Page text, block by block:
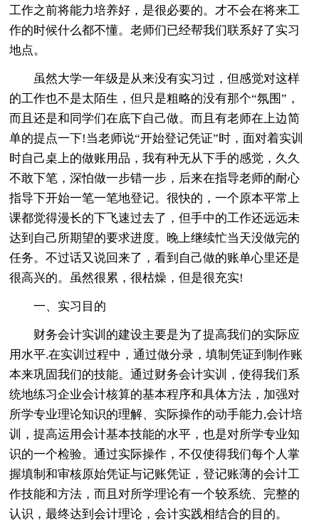
工作之前将能力培养好，是很必要的。才不会在将来工
作的时候什么都不懂。老师们已经帮我们联系好了实习
地点。
虽然大学一年级是从来没有实习过，但感觉对这样
的工作也不是太陌生，但只是粗略的没有那个“氛围”，
而且还是和同学们在底下自己做。而且有老师在上边简
单的提点一下!当老师说“开始登记凭证”时，面对着实训
时自己桌上的做账用品，我有种无从下手的感觉，久久
不敢下笔，深怕做一步错一步，后来在指导老师的耐心
指导下开始一笔一笔地登记。很快的，一个原本平常上
课都觉得漫长的下飞速过去了，但手中的工作还远远未
达到自己所期望的要求进度。晚上继续忙当天没做完的
任务。不过话又说回来了，看到自己做的账单心里还是
很高兴的。虽然很累，很枯燥，但是很充实!
一、实习目的
财务会计实训的建设主要是为了提高我们的实际应
用水平.在实训过程中，通过做分录，填制凭证到制作账
本来巩固我们的技能。通过财务会计实训，使得我们系
统地练习企业会计核算的基本程序和具体方法，加强对
所学专业理论知识的理解、实际操作的动手能力,会计培
训，提高运用会计基本技能的水平，也是对所学专业知
识的一个检验。通过实际操作，不仅使得我们每个人掌
握填制和审核原始凭证与记账凭证，登记账薄的会计工
作技能和方法，而且对所学理论有一个较系统、完整的
认识，最终达到会计理论，会计实践相结合的目的。